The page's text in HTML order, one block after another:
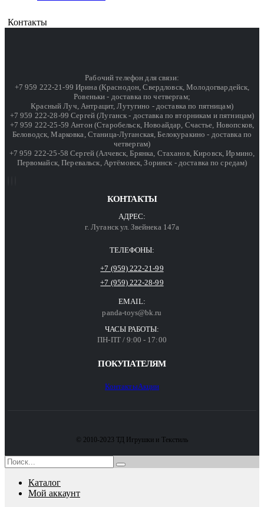
Контакты
Рабочий телефон для связи:
+7 959 222-21-99 Ирина (Краснодон, Свердловск, Молодогвардейск,
Ровеньки - доставка по четвергам;
Красный Луч, Антрацит, Лутугино - доставка по пятницам)
+7 959 222-28-99 Сергей (Луганск - доставка по вторникам и пятницам)
+7 959 222-25-59 Антон (Старобельск, Новоайдар, Счастье, Новопсков,
Беловодск, Марковка, Станица-Луганская, Белокуракино - доставка по
четвергам)
+7 959 222-25-58 Сергей (Алчевск, Брянка, Стаханов, Кировск, Ирмино,
Первомайск, Перевальск, Артёмовск, Зоринск - доставка по средам)
КОНТАКТЫ
АДРЕС:
г. Луганск ул. Звейнека 147а
ТЕЛЕФОНЫ:
+7 (959) 222-21-99
+7 (959) 222-28-99
EMAIL:
panda-toys@bk.ru
ЧАСЫ РАБОТЫ:
ПН-ПТ / 9:00 - 17:00
ПОКУПАТЕЛЯМ
КонтактыАкции
© 2010-2023 ТД Игрушки и Текстиль
Каталог
Мой аккаунт